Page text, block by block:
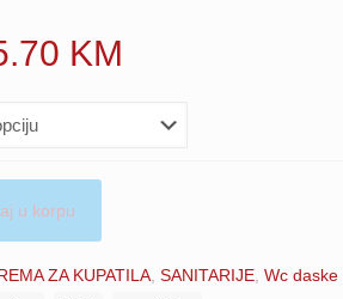
KM
14.30 KM
u korpu
ZA KUPATILA SANITARIJE Wc daske